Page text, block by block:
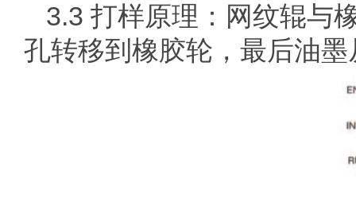
3.3 打样原理：网纹辊与
孔转移到橡胶轮，最后油